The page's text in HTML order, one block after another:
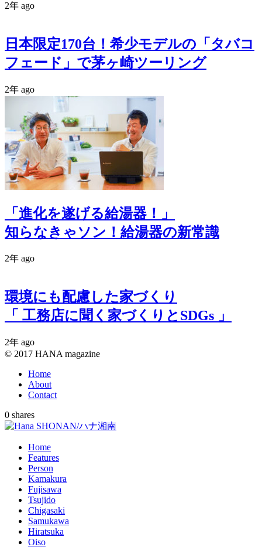
2年 ago
日本限定170台！希少モデルの「タバコ
フェード」で茅ヶ崎ツーリング
2年 ago
「進化を遂げる給湯器！」
知らなきゃソン！給湯器の新常識
2年 ago
環境にも配慮した家づくり
「 工務店に聞く家づくりとSDGs 」
2年 ago
© 2017 HANA magazine
Home
About
Contact
0 shares
Home
Features
Person
Kamakura
Fujisawa
Tsujido
Chigasaki
Samukawa
Hiratsuka
Oiso